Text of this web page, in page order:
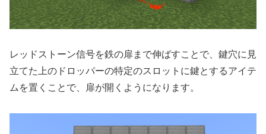
レッドストーン信号を鉄の扉まで伸ばすことで、鍵穴に見
立てた上のドロッパーの特定のスロットに鍵とするアイテ
ムを置くことで、扉が開くようになります。